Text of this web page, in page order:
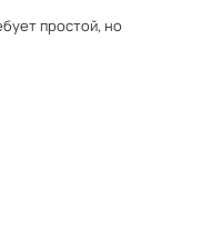
простой, но